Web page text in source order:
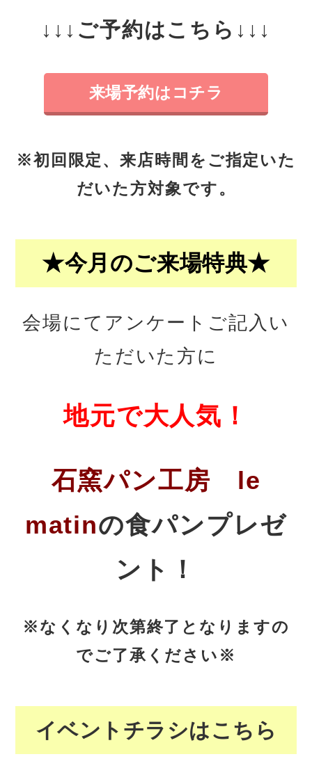
↓↓↓ご予約はこちら↓↓↓
来場予約はコチラ
※初回限定、来店時間をご指定いた
だいた方対象です。
★今月のご来場特典★
会場にてアンケートご記入い
ただいた方に
地元で大人気！
石窯パン工房 le
matinの食パンプレゼ
ント！
※なくなり次第終了となりますの
でご了承ください※
イベントチラシはこちら